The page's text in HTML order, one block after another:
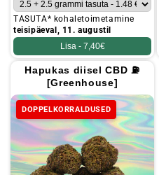
TASUTA* kohaletoimetamine
teisipäeval, 11. augustil
Lisa - 7,40€
Hapukas diisel CBD ⛽
[Greenhouse]
DOPPELKORRALDUSED